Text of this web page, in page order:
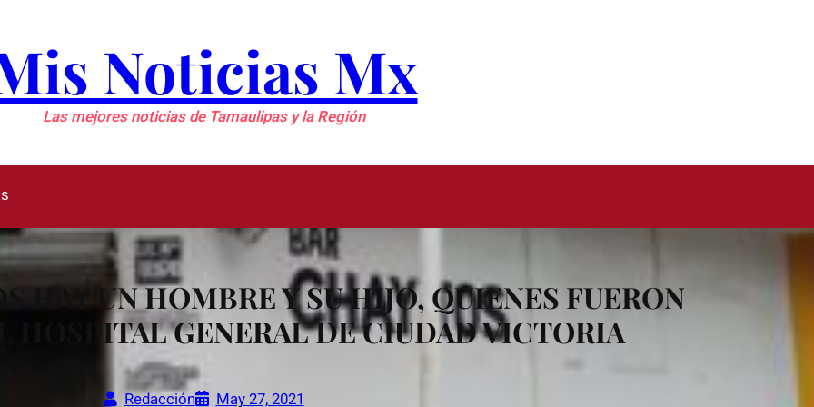
Noticias Mx
Las mejores noticias de Tamaulipas y la Región
HAY UN HOMBRE Y SU HIJO, QUIENES FUERON
HOSPITAL GENERAL DE CIUDAD VICTORIA
Redacción May 27, 2021